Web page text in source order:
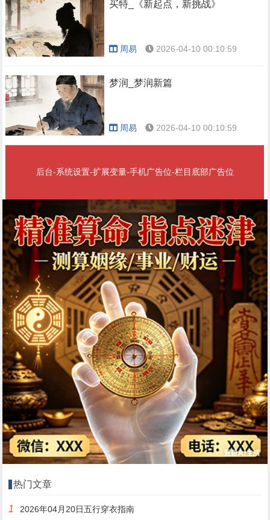
买特_《新起点，新挑战》
周易 2026-04-10 00:10:59
梦润_梦润新篇
周易 2026-04-10 00:10:59
后台-系统设置-扩展变量-手机广告位-栏目底部广告位
热门文章
1 2026年04月20日五行穿衣指南